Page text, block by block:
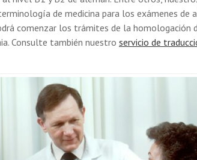
de medicina para los exámenes de
comenzar los trámites de la homologación
Consulte también nuestro servicio de